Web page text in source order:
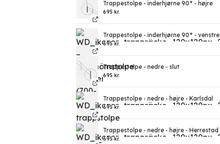
Trappestolpe - inderhjørne 90° - højre
695 kr.
Trappestolpe - inderhjørne 90° - venstre
695 kr.
Trappestolpe - nedre - slut
695 kr.
Trappestolpe - nedre - højre - Karlsdal
695 kr.
Trappestolpe - nedre - højre - Herrestad
695 kr.